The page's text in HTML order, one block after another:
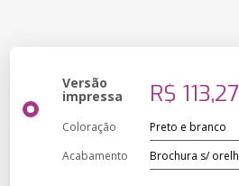
Versão
impressa R$ 113,27
Coloração
Acabamento